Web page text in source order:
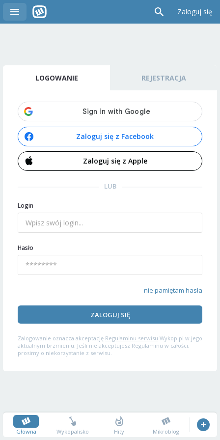
Zaloguj się
LOGOWANIE REJESTRACJA
Zaloguj się z Facebook
Zaloguj się z Apple
LUB
Login
Hasło
nie pamiętam hasła
ZALOGUJ SIĘ
Zalogowanie oznacza akceptację Regulaminu serwisu Wykop.pl w jego
aktualnym brzmieniu. Jeśli nie akceptujesz Regulaminu w całości,
prosimy o niekorzystanie z serwisu.
Główna Wykopalisko Hity Mikroblog